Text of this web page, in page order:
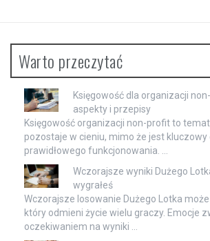
Warto przeczytać
Księgowość dla organizacji
aspekty i przepisy
Księgowość organizacji non-profit to
pozostaje w cieniu, mimo że jest kluczowy
prawidłowego funkcjonowania. …
Wczorajsze wyniki Dużego
wygrałeś
Wczorajsze losowanie Dużego Lotka
który odmieni życie wielu graczy. Emocje
oczekiwaniem na wyniki …